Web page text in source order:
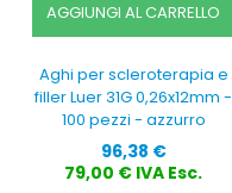
AGGIUNGI AL CARRELLO
Aghi per scleroterapia e
filler Luer 31G 0,26x12mm -
100 pezzi - azzurro
Prezzo
96,38 €
79,00 € IVA Esc.